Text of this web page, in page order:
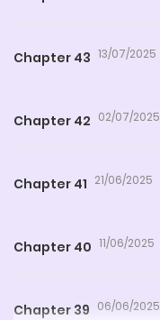
Chapter 43 13/07/2025
Chapter 42 02/07/2025
Chapter 41 21/06/2025
Chapter 40 11/06/2025
Chapter 39 06/06/2025